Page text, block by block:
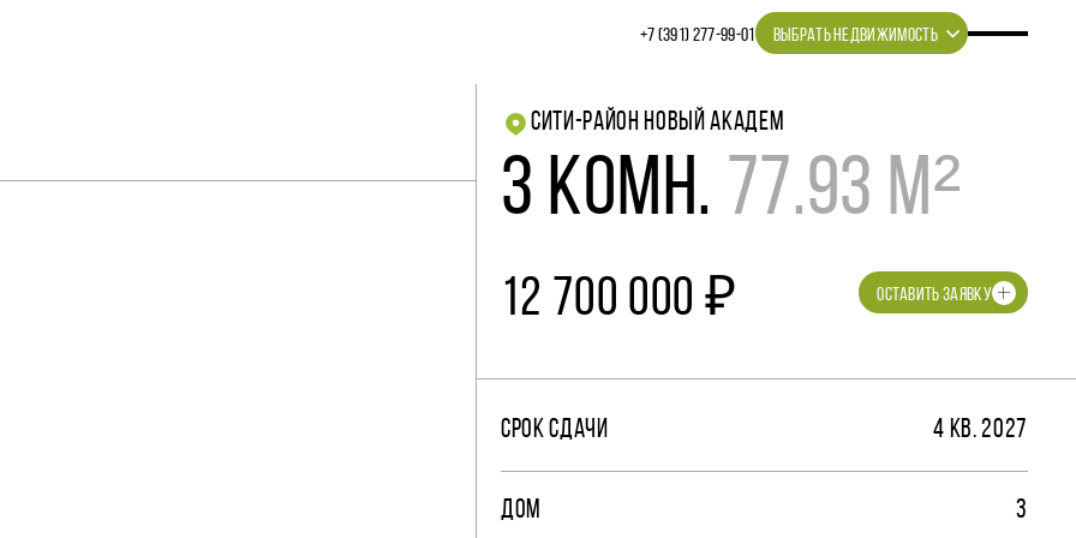
+7 (391) 277‒99‒01 ВЫБРАТЬ НЕДВИЖИМОСТЬ
СИТИ-РАЙОН НОВЫЙ АКАДЕМ
3 КОМН. 77.93 М²
12 700 000 ₽ ОСТАВИТЬ ЗАЯВКУ
СРОК СДАЧИ 4 КВ. 2027
ДОМ 3